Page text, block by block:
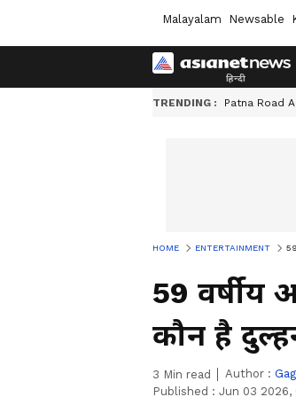
Malayalam Newsable
TRENDING : Patna Road
HOME ENTERTAINMENT 59
59 वर्षीय
कौन है
3 Min read Author :
Published : Jun 03 2026,